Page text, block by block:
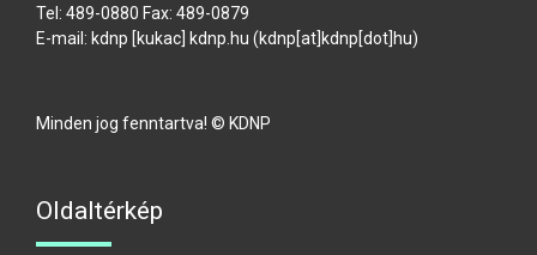
Tel: 489-0880 Fax: 489-0879
E-mail: kdnp [kukac] kdnp.hu (kdnp[at]kdnp[dot]hu)
Minden jog fenntartva! © KDNP
Oldaltérkép